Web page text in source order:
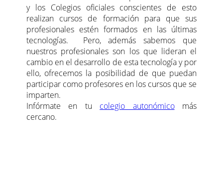
y los Colegios oficiales conscientes de esto
realizan cursos de formación para que sus
profesionales estén formados en las últimas
tecnologías. Pero, además sabemos que
nuestros profesionales son los que lideran el
cambio en el desarrollo de esta tecnología y por
ello, ofrecemos la posibilidad de que puedan
participar como profesores en los cursos que se
imparten.
Infórmate en tu colegio autonómicomás
cercano.